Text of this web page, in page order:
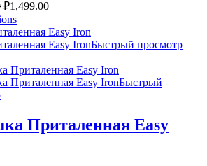
₽1,499.00
Быстрый просмотр
Быстрый
Приталенная Easy